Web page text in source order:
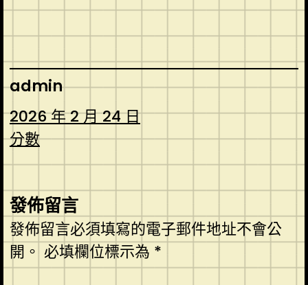
admin
2026 年 2 月 24 日
分數
發佈留言
發佈留言必須填寫的電子郵件地址不會公
開。 必填欄位標示為 *